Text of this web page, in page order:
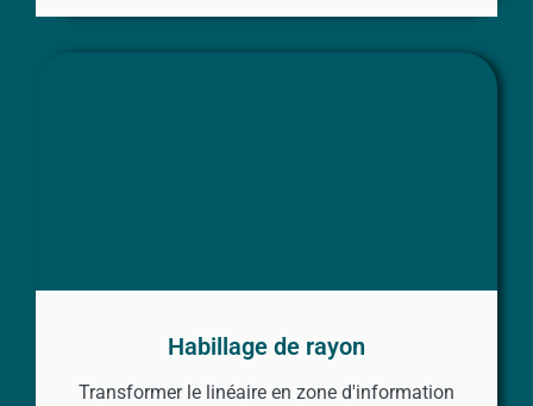
Habillage de rayon
Transformer le linéaire en zone d'information